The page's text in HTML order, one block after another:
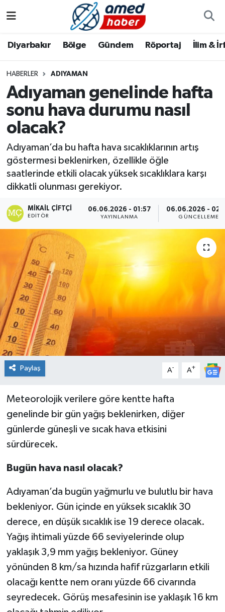
Diyarbakır Bölge Gündem Röportaj İlim &
HABERLER ADIYAMAN
Adıyaman genelinde hafta
sonu hava durumu nasıl
olacak?
Adıyaman’da bu hafta hava sıcaklıklarının artış
göstermesi beklenirken, özellikle öğle
saatlerinde etkili olacak yüksek sıcaklıklara karşı
dikkatli olunması gerekiyor.
MIKAIL ÇIFTÇI
EDITÖR
06.06.2026 - 01:57
YAYINLANMA
06.06.2026 -
GÜNCELLEME
Paylaş A- A+
Meteorolojik verilere göre kentte hafta
genelinde bir gün yağış beklenirken, diğer
günlerde güneşli ve sıcak hava etkisini
sürdürecek.
Bugün hava nasıl olacak?
Adıyaman’da bugün yağmurlu ve bulutlu bir hava
bekleniyor. Gün içinde en yüksek sıcaklık 30
derece, en düşük sıcaklık ise 19 derece olacak.
Yağış ihtimali yüzde 66 seviyelerinde olup
yaklaşık 3,9 mm yağış bekleniyor. Güney
yönünden 8 km/sa hızında hafif rüzgarların etkili
olacağı kentte nem oranı yüzde 66 civarında
seyredecek. Görüş mesafesinin ise yaklaşık 16 km
Bölge
Röportaj
Foto Galeri
Aile
Asayiş
Bilim & Teknoloji
Dünya
Eğitim
Ekonomi
Genel
Güncel
Gündem
İlim & İrfan
Kültür & Sanat
KURDÎ
Sağlık
Siyaset
Diyarbakır Hava Durumu
Diyarbakır Namaz Vakitleri
Diyarbakır Trafik Yoğunluk Haritası
Tüm Manşetler
Son Dakika Haberleri
Haber Arşivi